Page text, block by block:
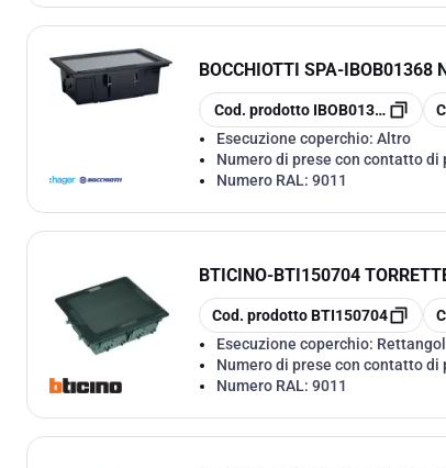
BOCCHIOTTI SPA-IBOB01368
copia
Cod. prodotto IBOB01368
Esecuzione coperchio: Altro
Numero di prese con contatto di
Numero RAL: 9011
BTICINO-BTI150704
copia
Cod. prodottoBTI150704
Esecuzione coperchio:
Numero di prese con contatto di
Numero RAL: 9011